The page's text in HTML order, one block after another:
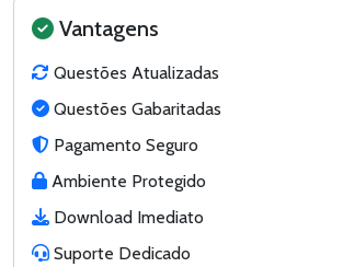
Vantagens
Questões Atualizadas
Questões Gabaritadas
Pagamento Seguro
Ambiente Protegido
Download Imediato
Suporte Dedicado